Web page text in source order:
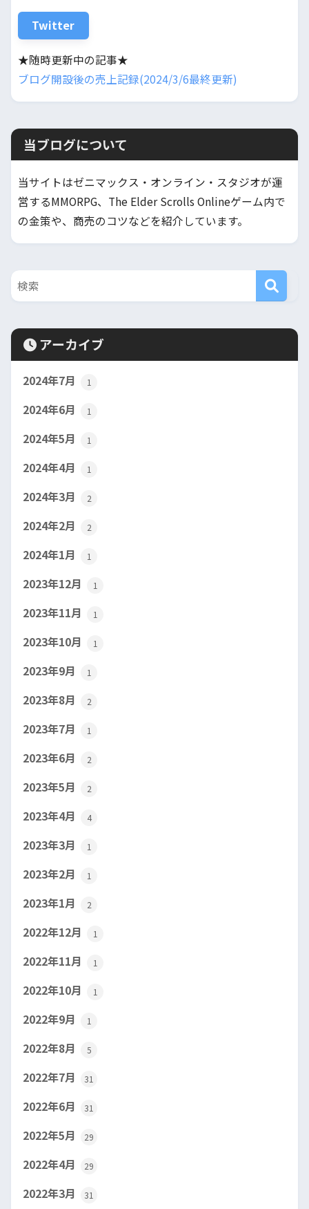
Twitter
★随時更新中の記事★
ブログ開設後の売上記録(2024/3/6最終更新)
当ブログについて
当サイトはゼニマックス・オンライン・スタジオが運
営するMMORPG、The Elder Scrolls Onlineゲーム内で
の金策や、商売のコツなどを紹介しています。
アーカイブ
2024年7月 1
2024年6月 1
2024年5月 1
2024年4月 1
2024年3月 2
2024年2月 2
2024年1月 1
2023年12月 1
2023年11月 1
2023年10月 1
2023年9月 1
2023年8月 2
2023年7月 1
2023年6月 2
2023年5月 2
2023年4月 4
2023年3月 1
2023年2月 1
2023年1月 2
2022年12月 1
2022年11月 1
2022年10月 1
2022年9月 1
2022年8月 5
2022年7月 31
2022年6月 31
2022年5月 29
2022年4月 29
2022年3月 31